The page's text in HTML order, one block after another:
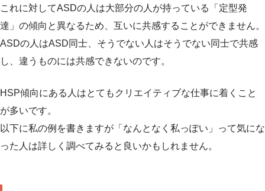
これに対してASDの人は大部分の人が持っている「定型発
達」の傾向と異なるため、互いに共感することができません。
ASDの人はASD同士、そうでない人はそうでない同士で共感
し、違うものには共感できないのです。
HSP傾向にある人はとてもクリエイティブな仕事に着くこと
が多いです。
以下に私の例を書きますが「なんとなく私っぽい」って気にな
った人は詳しく調べてみると良いかもしれません。